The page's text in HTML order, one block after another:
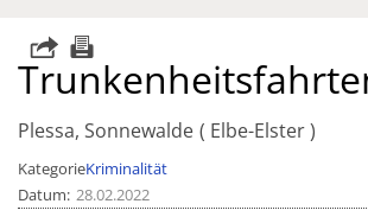
Plessa, Sonnewalde Elbe-Elster
KategorieKriminalität
Datum 28.02.2022